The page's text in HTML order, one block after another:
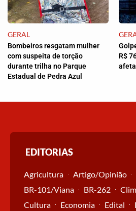
GERAL
Bombeiros resgatam mulher
com suspeita de torção
durante trilha no Parque
Estadual de Pedra Azul
R$
afeta
EDITORIAS
Agricultura Artigo/Opinião
BR-101/Viana
BR-262
Cultura
Economia Edital